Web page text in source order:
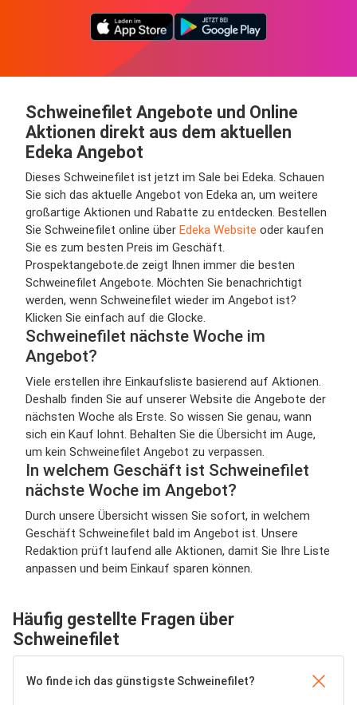
Schweinefilet Angebote und Online
Aktionen direkt aus dem aktuellen
Edeka Angebot
Dieses Schweinefilet ist jetzt im Sale bei Edeka. Schauen
Sie sich das aktuelle Angebot von Edeka an, um weitere
großartige Aktionen und Rabatte zu entdecken. Bestellen
Sie Schweinefilet online über Edeka Website oder kaufen
Sie es zum besten Preis im Geschäft.
Prospektangebote.de zeigt Ihnen immer die besten
Schweinefilet Angebote. Möchten Sie benachrichtigt
werden, wenn Schweinefilet wieder im Angebot ist?
Klicken Sie einfach auf die Glocke.
Schweinefilet nächste Woche im
Angebot?
Viele erstellen ihre Einkaufsliste basierend auf Aktionen.
Deshalb finden Sie auf unserer Website die Angebote der
nächsten Woche als Erste. So wissen Sie genau, wann
sich ein Kauf lohnt. Behalten Sie die Übersicht im Auge,
um kein Schweinefilet Angebot zu verpassen.
In welchem Geschäft ist Schweinefilet
nächste Woche im Angebot?
Durch unsere Übersicht wissen Sie sofort, in welchem
Geschäft Schweinefilet bald im Angebot ist. Unsere
Redaktion prüft laufend alle Aktionen, damit Sie Ihre Liste
anpassen und beim Einkauf sparen können.
Häufig gestellte Fragen über
Schweinefilet
Wo finde ich das günstigste Schweinefilet?